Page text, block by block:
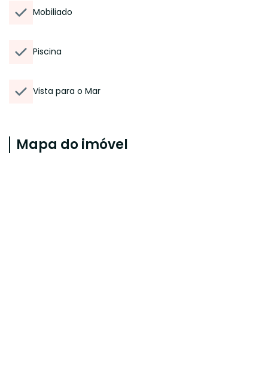
Mobiliado
Piscina
Vista para o Mar
Mapa do imóvel